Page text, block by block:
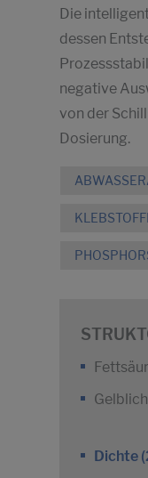
Die
dessen
negative
von der
Dosierung.
Dichte